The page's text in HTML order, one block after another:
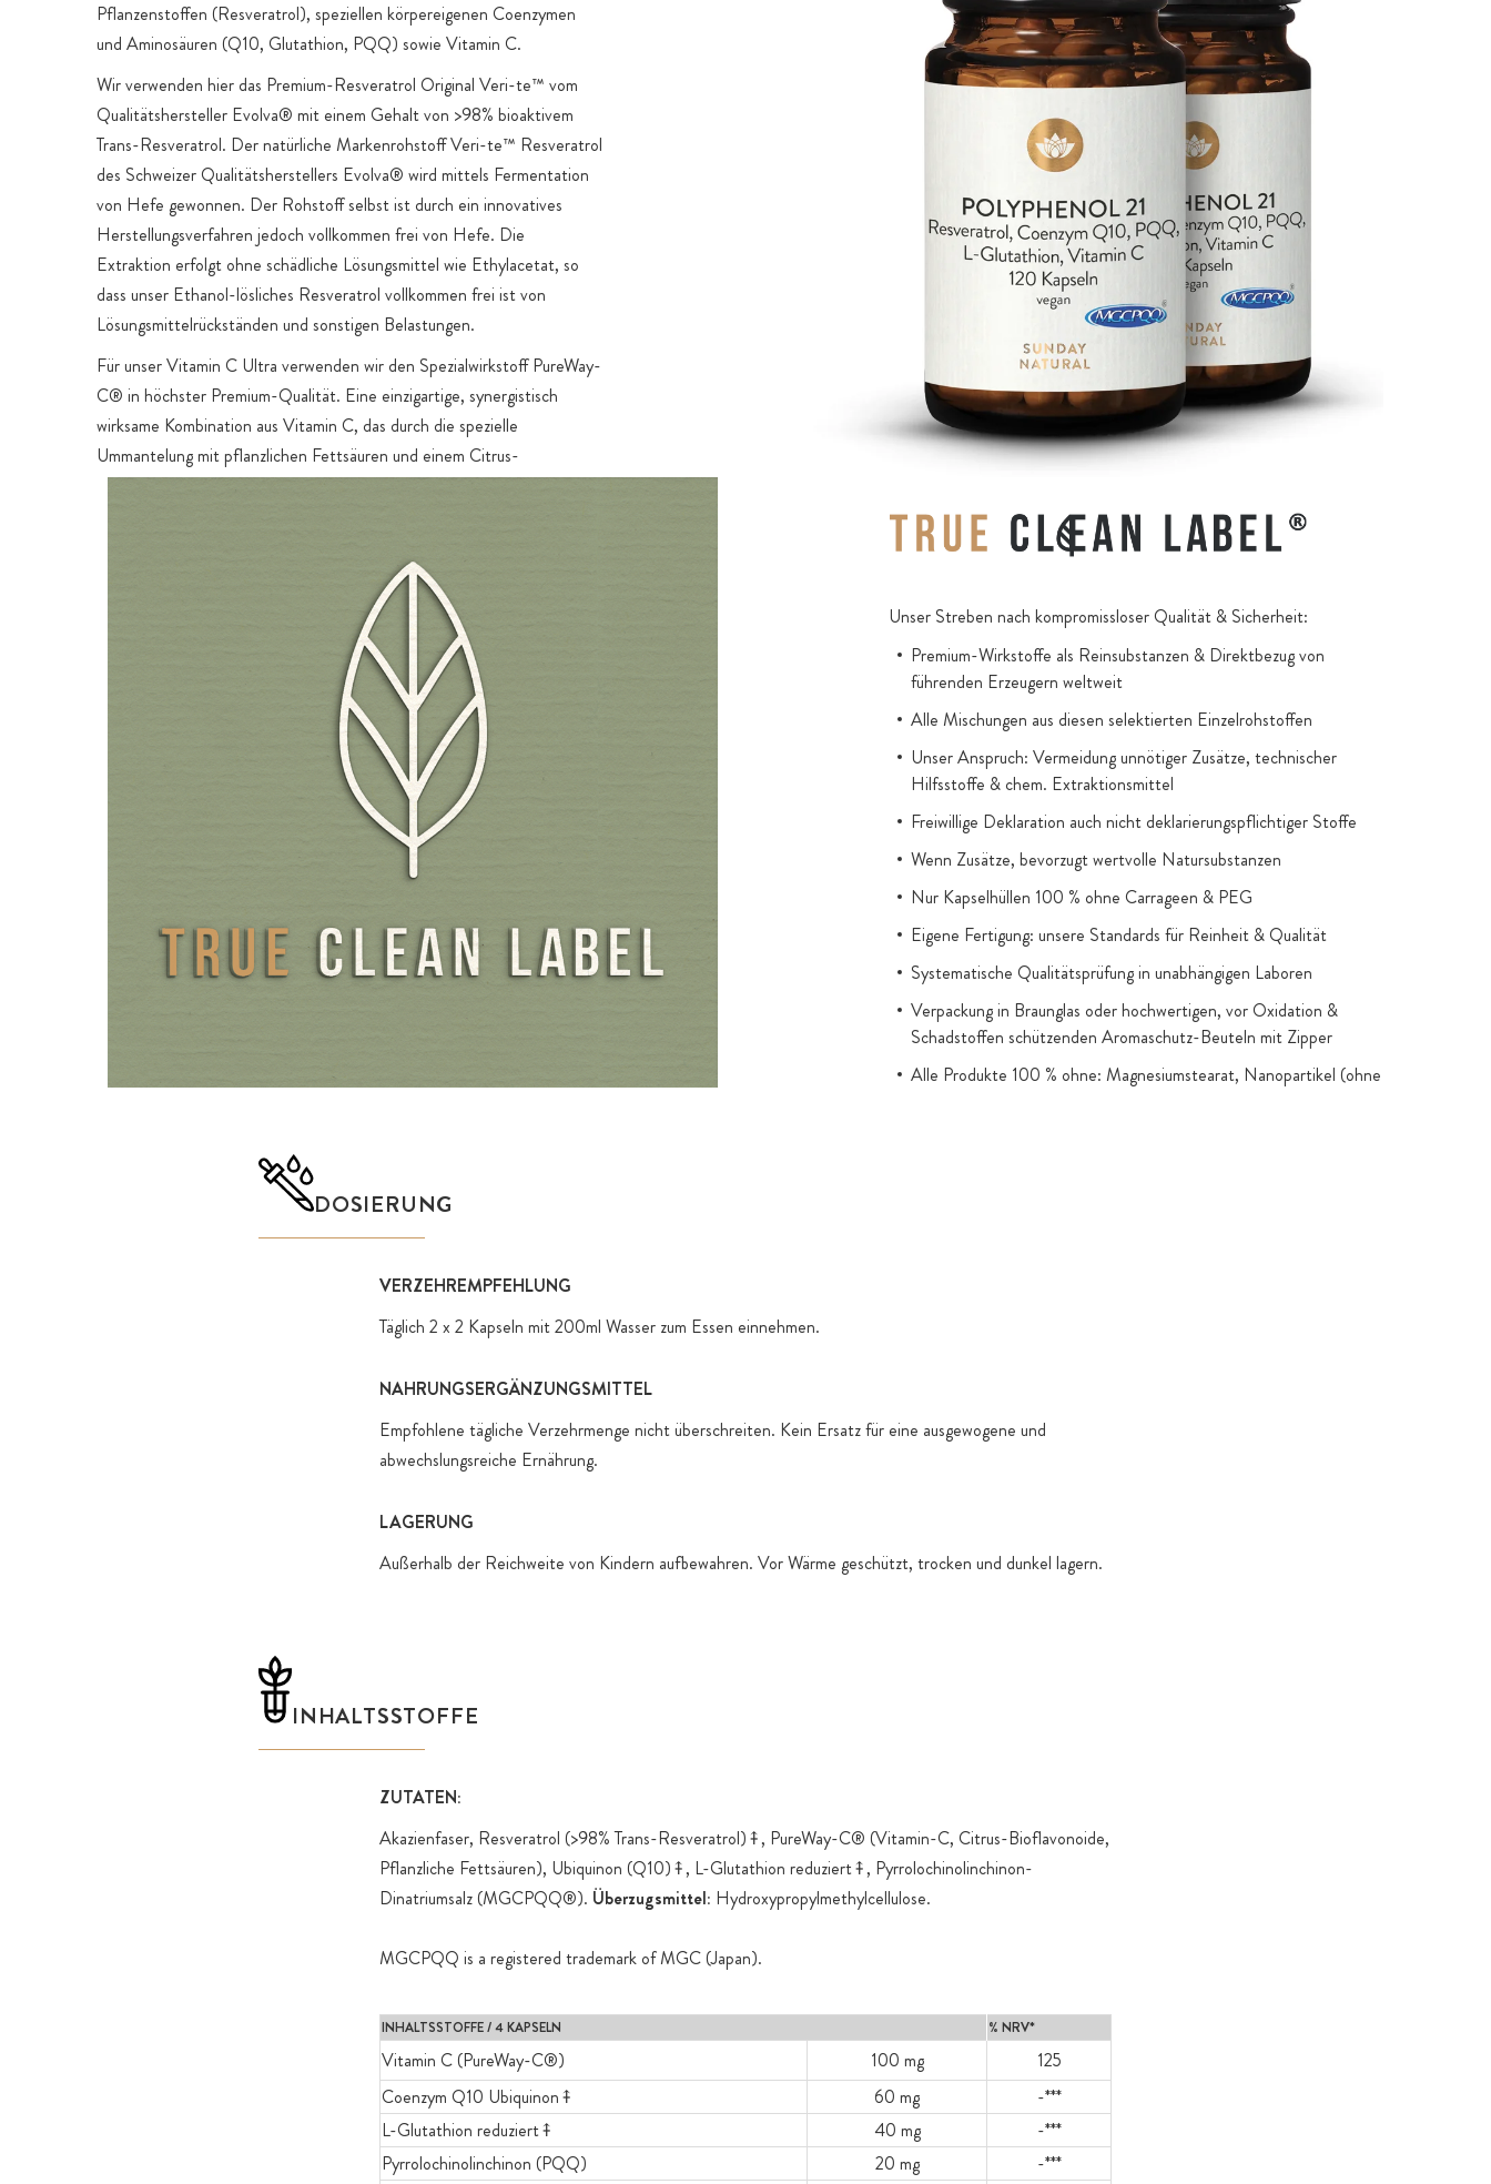
Pflanzenstoffen (Resveratrol), speziellen körpereigenen Coenzymen
und Aminosäuren (Q10, Glutathion, PQQ) sowie Vitamin C.
Wir verwenden hier das Premium-Resveratrol Original Veri-te™ vom
Qualitätshersteller Evolva® mit einem Gehalt von >98% bioaktivem
Trans-Resveratrol. Der natürliche Markenrohstoff Veri-te™ Resveratrol
des Schweizer Qualitätsherstellers Evolva® wird mittels Fermentation
von Hefe gewonnen. Der Rohstoff selbst ist durch ein innovatives
Herstellungsverfahren jedoch vollkommen frei von Hefe. Die
Extraktion erfolgt ohne schädliche Lösungsmittel wie Ethylacetat, so
dass unser Ethanol-lösliches Resveratrol vollkommen frei ist von
Lösungsmittelrückständen und sonstigen Belastungen.
Für unser Vitamin C Ultra verwenden wir den Spezialwirkstoff PureWay-
C® in höchster Premium-Qualität. Eine einzigartige, synergistisch
wirksame Kombination aus Vitamin C, das durch die spezielle
Ummantelung mit pflanzlichen Fettsäuren und einem Citrus-
Bioflavonoid-Komplex eine deutlich höhere Resorption erzielt, als
Das Coenzym Q10 verwenden wir in der sehr stabilen, bioidentischen,
oxidierten Form Ubiquinon. Unser Ubiquinon stammt aus der
Fermentation durch das Bakterium Rhodobacter sphaeroides.
Unser direkt-bioaktives, reduziertes L-Glutathion wird zu 100% aus der
Fermentation mit dem Kefir-Hefepilz gewonnen und liegt als pures L-
Glutathion in höchster Qualität und 100 % vegan vor.
Als PQQ verwenden wir für unsere Produkte ausschließlich den durch
ein patentiertes Herstellungsverfahren ohne technische Hilfsmittel
Dieser zeichnet sich durch seine Reinheit von >99,0 % aus, ist zudem
allergenfrei, frei von Gentechnik und Nanopartikeln.
Carrageen und PEG sind. Als Verpackung verwenden wir
*Veri-te™ ist ein Markenzeichen der Firma Evolva.
Unser Streben nach kompromissloser Qualität & Sicherheit:
Premium-Wirkstoffe als Reinsubstanzen & Direktbezug von
führenden Erzeugern weltweit
Alle Mischungen aus diesen selektierten Einzelrohstoffen
Unser Anspruch: Vermeidung unnötiger Zusätze, technischer
Hilfsstoffe & chem. Extraktionsmittel
Freiwillige Deklaration auch nicht deklarierungspflichtiger Stoffe
Wenn Zusätze, bevorzugt wertvolle Natursubstanzen
Nur Kapselhüllen 100 % ohne Carrageen & PEG
Eigene Fertigung: unsere Standards für Reinheit & Qualität
Systematische Qualitätsprüfung in unabhängigen Laboren
Verpackung in Braunglas oder hochwertigen, vor Oxidation &
Schadstoffen schützenden Aromaschutz-Beuteln mit Zipper
Alle Produkte 100 % ohne: Magnesiumstearat, Nanopartikel (ohne
DOSIERUNG
VERZEHREMPFEHLUNG
Täglich 2 x 2 Kapseln mit 200ml Wasser zum Essen einnehmen.
NAHRUNGSERGÄNZUNGSMITTEL
Empfohlene tägliche Verzehrmenge nicht überschreiten. Kein Ersatz für eine ausgewogene und
abwechslungsreiche Ernährung.
LAGERUNG
Außerhalb der Reichweite von Kindern aufbewahren. Vor Wärme geschützt, trocken und dunkel lagern.
INHALTSSTOFFE
ZUTATEN:
Akazienfaser, Resveratrol (>98% Trans-Resveratrol)⤉, PureWay-C® (Vitamin-C, Citrus-Bioflavonoide,
Pflanzliche Fettsäuren), Ubiquinon (Q10)⤉, L-Glutathion reduziert⤉, Pyrrolochinolinchinon-
Dinatriumsalz (MGCPQQ®). Überzugsmittel: Hydroxypropylmethylcellulose.
MGCPQQ is a registered trademark of MGC (Japan).
INHALTSSTOFFE / 4 KAPSELN % NRV*
Vitamin C (PureWay-C®) 100 mg
125
Coenzym Q10 Ubiquinon⤉
60 mg
-***
L-Glutathion reduziert⤉
40 mg
-***
Pyrrolochinolinchinon (PQQ)
20 mg -***